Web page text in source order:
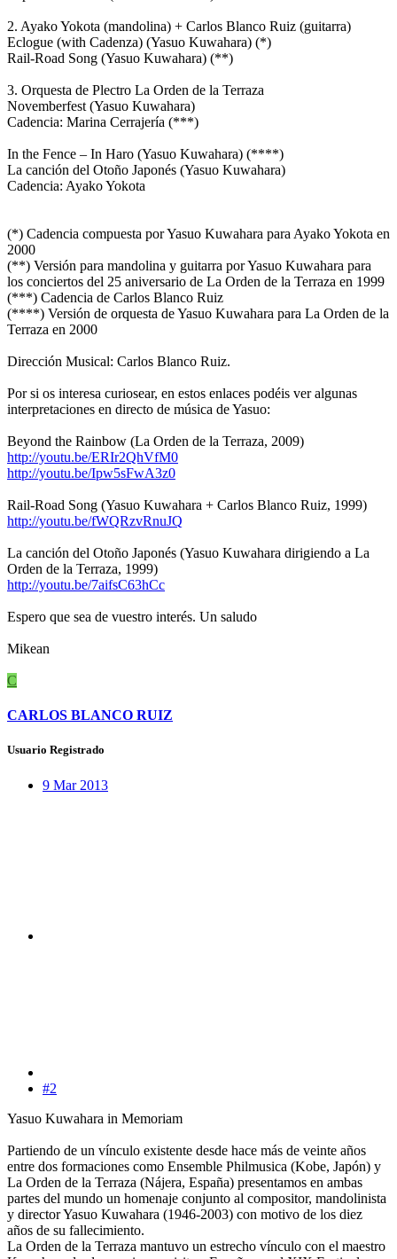
2. Ayako Yokota (mandolina) + Carlos Blanco Ruiz (guitarra)
Eclogue (with Cadenza) (Yasuo Kuwahara) (*)
Rail-Road Song (Yasuo Kuwahara) (**)
3. Orquesta de Plectro La Orden de la Terraza
Novemberfest (Yasuo Kuwahara)
Cadencia: Marina Cerrajería (***)
In the Fence – In Haro (Yasuo Kuwahara) (****)
La canción del Otoño Japonés (Yasuo Kuwahara)
Cadencia: Ayako Yokota
(*) Cadencia compuesta por Yasuo Kuwahara para Ayako Yokota en
2000
(**) Versión para mandolina y guitarra por Yasuo Kuwahara para
los conciertos del 25 aniversario de La Orden de la Terraza en 1999
(***) Cadencia de Carlos Blanco Ruiz
(****) Versión de orquesta de Yasuo Kuwahara para La Orden de la
Terraza en 2000
Dirección Musical: Carlos Blanco Ruiz.
Por si os interesa curiosear, en estos enlaces podéis ver algunas
interpretaciones en directo de música de Yasuo:
Beyond the Rainbow (La Orden de la Terraza, 2009)
http://youtu.be/ERIr2QhVfM0
http://youtu.be/Ipw5sFwA3z0
Rail-Road Song (Yasuo Kuwahara + Carlos Blanco Ruiz, 1999)
http://youtu.be/fWQRzvRnuJQ
La canción del Otoño Japonés (Yasuo Kuwahara dirigiendo a La
Orden de la Terraza, 1999)
http://youtu.be/7aifsC63hCc
Espero que sea de vuestro interés. Un saludo
Mikean
C
CARLOS BLANCO RUIZ
Usuario Registrado
9 Mar 2013
#2
Yasuo Kuwahara in Memoriam
Partiendo de un vínculo existente desde hace más de veinte años
entre dos formaciones como Ensemble Philmusica (Kobe, Japón) y
La Orden de la Terraza (Nájera, España) presentamos en ambas
partes del mundo un homenaje conjunto al compositor, mandolinista
y director Yasuo Kuwahara (1946-2003) con motivo de los diez
años de su fallecimiento.
La Orden de la Terraza mantuvo un estrecho vínculo con el maestro